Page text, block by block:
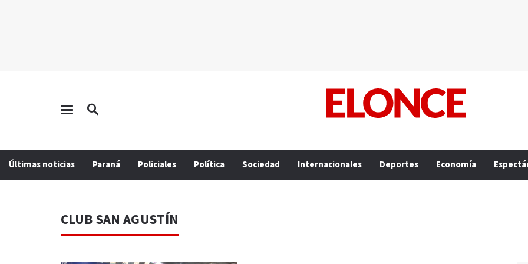
Últimas noticias Paraná Policiales Política Sociedad Internacionales Deportes Economía
CLUB SAN AGUSTÍN